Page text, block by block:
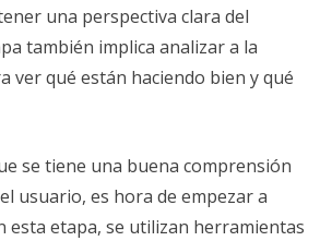
una perspectiva clara del
también implica analizar a la
ver qué están haciendo bien y qué
se tiene una buena comprensión
usuario, es hora de empezar a
esta etapa, se utilizan herramientas